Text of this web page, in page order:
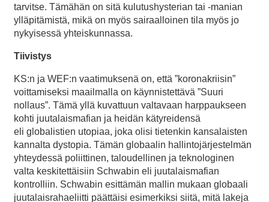
tarvitse. Tämähän on sitä kulutushysterian tai -manian
ylläpitämistä, mikä on myös sairaalloinen tila myös jo
nykyisessä yhteiskunnassa.
Tiivistys
KS:n ja WEF:n vaatimuksenä on, että ”koronakriisin”
voittamiseksi maailmalla on käynnistettävä ”Suuri
nollaus”. Tämä yllä kuvattuun valtavaan harppaukseen
kohti juutalaismafian ja heidän kätyreidensä
eli globalistien utopiaa, joka olisi tietenkin kansalaisten
kannalta dystopia. Tämän globaalin hallintojärjestelmän
yhteydessä poliittinen, taloudellinen ja teknologinen
valta keskitettäisiin Schwabin eli juutalaismafian
kontrolliin. Schwabin esittämän mallin mukaan globaali
juutalaisrahaeliitti päättäisi esimerkiksi siitä, mitä lakeja